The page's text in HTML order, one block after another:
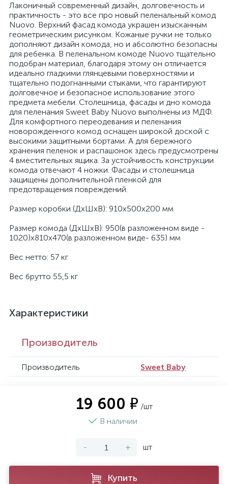
Лаконичный современный дизайн, долговечность и
практичность - это все про новый пеленальный комод
Nuovo. Верхний фасад комода украшен изысканным
геометрическим рисунком. Кожаные ручки не только
дополняют дизайн комода, но и абсолютно безопасны
для ребенка. В пеленальном комоде Nuovo тщательно
подобран материал, благодаря этому он отличается
идеально гладкими глянцевыми поверхностями и
тщательно подогнанными стыками, что гарантируют
долговечное и безопасное использование этого
предмета мебели. Столешница, фасады и дно комода
для пеленания Sweet Baby Nuovo выполнены из МДФ.
Для комфортного переодевания и пеленания
новорожденного комод оснащен широкой доской с
высокими защитными бортами. А для бережного
хранения пеленок и распашонок здесь предусмотрены
4 вместительных ящика. За устойчивость конструкции
комода отвечают 4 ножки. Фасады и столешница
защищены дополнительной пленкой для
предотвращения повреждений.
Размер коробки (ДхШхВ): 910x500x200 мм
Размер комода (ДхШхВ): 950(в разложенном виде -
1020)х810х470(в разложенном виде- 635) мм
Вес нетто: 57 кг
Вес брутто 55,5 кг
Характеристики
Производитель
Производитель Sweet Baby
19 600 ₽ /шт
В наличии
- + шт
Купить